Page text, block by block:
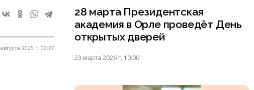
2025 г. 09:27
28 марта Президентская
академия в Орле проведёт День
открытых дверей
23 марта 2026 г. 10:00